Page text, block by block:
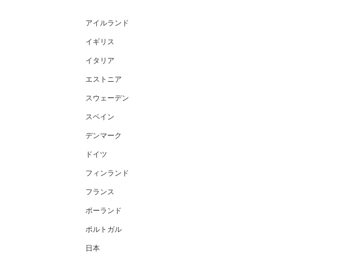
アイルランド
イギリス
イタリア
エストニア
スウェーデン
スペイン
デンマーク
ドイツ
フィンランド
フランス
ポーランド
ポルトガル
日本